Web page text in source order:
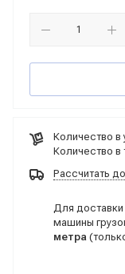
Количество в
Количество в
Рассчитать
Для
машины
метра